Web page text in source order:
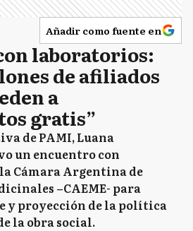
Añadir como fuente en
laboratorios:
de afiliados
a
gratis”
de PAMI, Luana
un encuentro con
Cámara Argentina de
–CAEME- para
y proyección de la política
la obra social.